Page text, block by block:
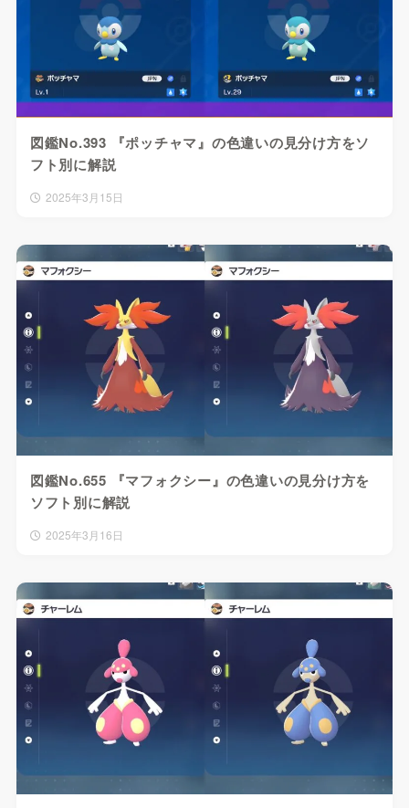
図鑑No.393 『ポッチャマ』の色違いの見分け方をソ
フト別に解説
2025年3月15日
図鑑No.655 『マフォクシー』の色違いの見分け方を
ソフト別に解説
2025年3月16日